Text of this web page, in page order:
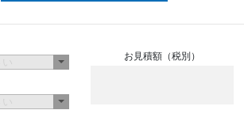
お見積額（税別）